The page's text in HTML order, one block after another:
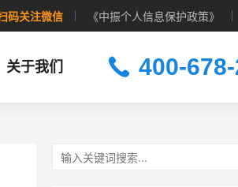
码关注微信 《中振个人信息保护政策》
关于我们 400-